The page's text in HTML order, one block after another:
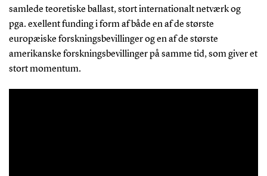
samlede teoretiske ballast, stort internationalt netværk og
pga. exellent funding i form af både en af de største
europæiske forskningsbevillinger og en af de største
amerikanske forskningsbevillinger på samme tid, som giver et
stort momentum.